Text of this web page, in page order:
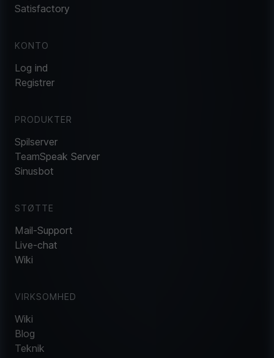
Satisfactory
KONTO
Log ind
Registrer
PRODUKTER
Spilserver
TeamSpeak Server
Sinusbot
STØTTE
Mail-Support
Live-chat
Wiki
VIRKSOMHED
Wiki
Blog
Teknik